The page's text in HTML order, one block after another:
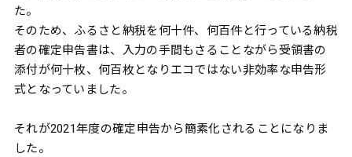
た。
そのため、ふるさと納税を何十件、何百件と行っている納税
者の確定申告書は、入力の手間もさることながら受領書の
添付が何十枚、何百枚となりエコではない非効率な申告形
式となっていました。
それが2021年度の確定申告から簡素化されることになりま
した。